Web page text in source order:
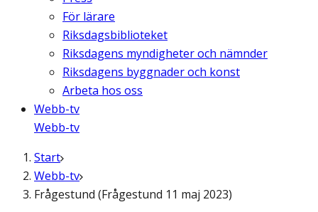
För lärare
Riksdagsbiblioteket
Riksdagens myndigheter och nämnder
Riksdagens byggnader och konst
Arbeta hos oss
Webb-tv
Webb-tv
Start
Webb-tv
Frågestund (Frågestund 11 maj 2023)